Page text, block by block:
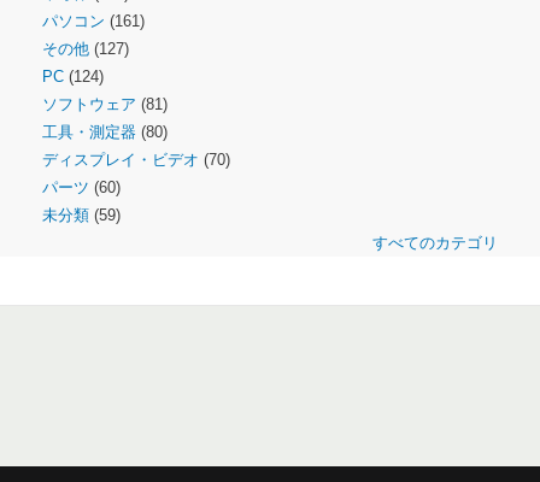
パソコン (161)
その他 (127)
PC (124)
ソフトウェア (81)
工具・測定器 (80)
ディスプレイ・ビデオ (70)
パーツ (60)
未分類 (59)
すべてのカテゴリ